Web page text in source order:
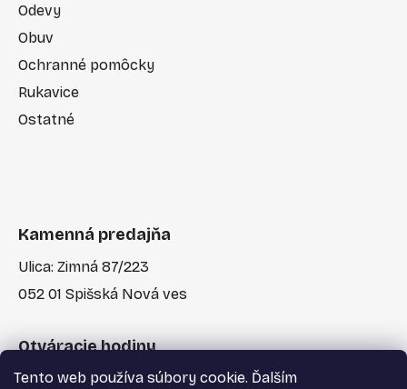
Tento web používa súbory cookie. Ďalším
Odevy
Obuv
Ochranné pomôcky
Rukavice
Ostatné
Kamenná predajňa
Ulica: Zimná 87/223
052 01 Spišská Nová ves
Otváracie hodiny
Po-Pia: 7:30 - 17:00